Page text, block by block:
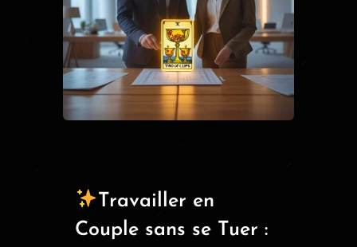
Travailler en
Couple sans se Tuer :